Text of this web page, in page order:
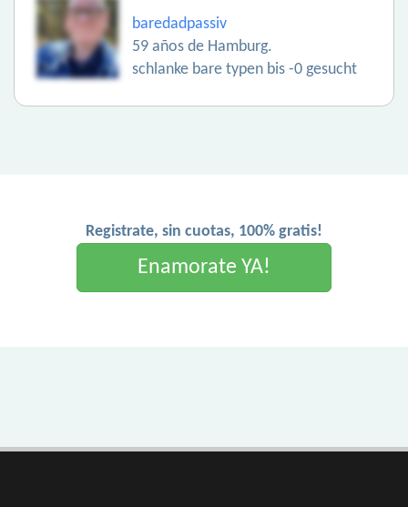
baredadpassiv
59 años de Hamburg.
schlanke bare typen bis -0 gesucht
Registrate, sin cuotas, 100% gratis!
Enamorate YA!